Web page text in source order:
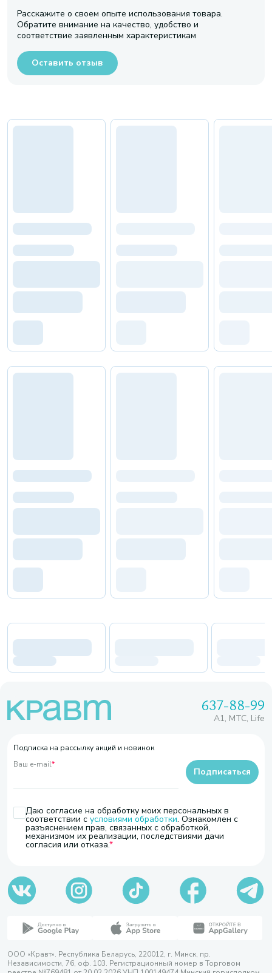
Расскажите о своем опыте использования товара.
Обратите внимание на качество, удобство и
соответствие заявленным характеристикам
Оставить отзыв
637-88-99
A1, МТС, Life
Подписка на рассылку акций и новинок
Ваш e-mail*
Даю согласие на обработку моих персональных в
соответствии с условиями обработки. Ознакомлен с
разъяснением прав, связанных с обработкой,
механизмом их реализации, последствиями дачи
согласия или отказа.
Подписаться
ООО «Кравт». Республика Беларусь, 220012, г. Минск, пр.
Независимости, 76, оф. 103. Регистрационный номер в Торговом